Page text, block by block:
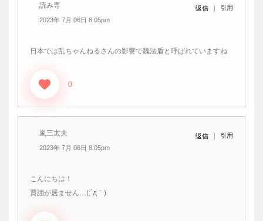
読み専
2023年 7月 06日 8:05pm
返信 引用
日本では乱ちゃんねるさんの影響で魏法盾と呼ばれていますね
0
嵐三太夫
2023年 7月 06日 8:05pm
返信 引用
こんにちは！
賈詡が居ません…(;´д｀)